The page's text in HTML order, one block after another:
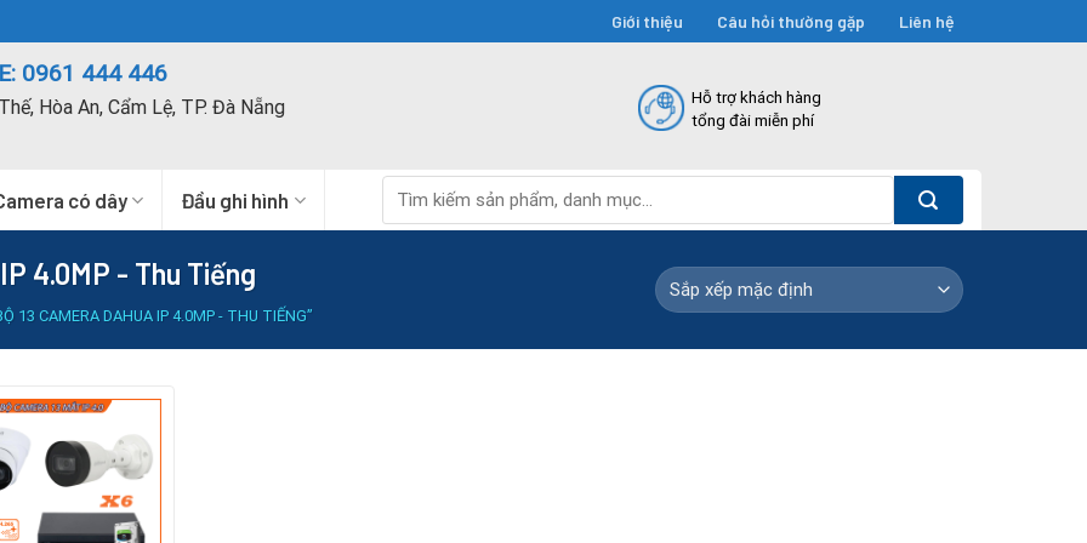
Giới thiệu Câu hỏi thường gặp Liên hệ
0961 444 446
Hòa An, Cẩm Lệ, TP. Đà Nẵng
Hỗ trợ khách hàng
tổng đài miễn phí
có dây Đầu ghi hình
kiếm:
4.0MP - Thu Tiếng
13 CAMERA DAHUA IP 4.0MP - THU TIẾNG”